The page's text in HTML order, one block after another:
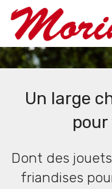
Un large
Dont des
friandises